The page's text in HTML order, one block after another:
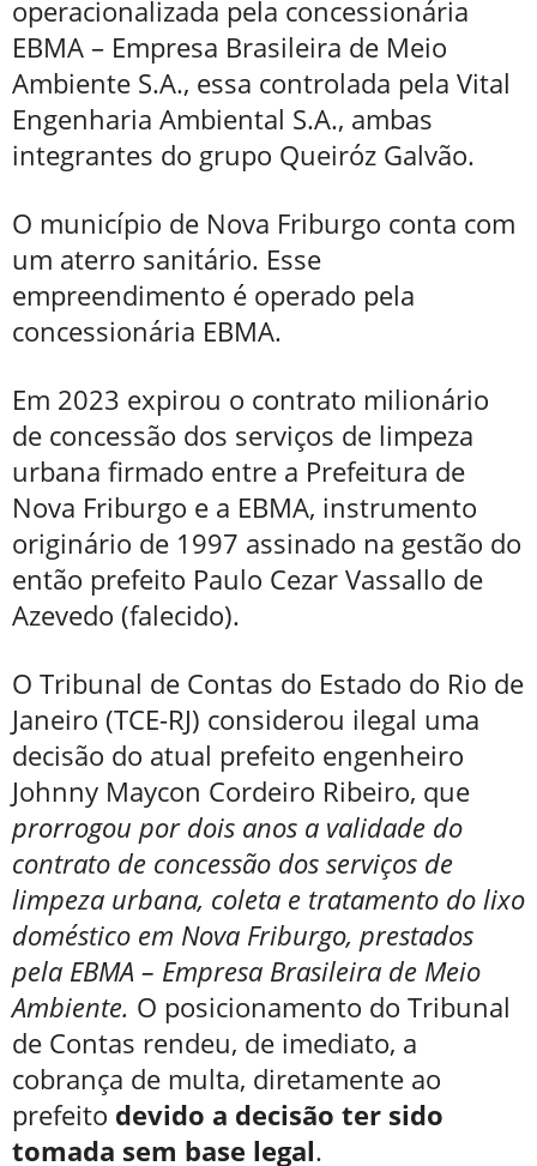
operacionalizada pela concessionária
EBMA – Empresa Brasileira de Meio
Ambiente S.A., essa controlada pela Vital
Engenharia Ambiental S.A., ambas
integrantes do grupo Queiróz Galvão.
O município de Nova Friburgo conta com
um aterro sanitário. Esse
empreendimento é operado pela
concessionária EBMA.
Em 2023 expirou o contrato milionário
de concessão dos serviços de limpeza
urbana firmado entre a Prefeitura de
Nova Friburgo e a EBMA, instrumento
originário de 1997 assinado na gestão do
então prefeito Paulo Cezar Vassallo de
Azevedo (falecido).
O Tribunal de Contas do Estado do Rio de
Janeiro (TCE-RJ) considerou ilegal uma
decisão do atual prefeito engenheiro
Johnny Maycon Cordeiro Ribeiro, que
prorrogou por dois anos a validade do
contrato de concessão dos serviços de
limpeza urbana, coleta e tratamento do lixo
doméstico em Nova Friburgo, prestados
pela EBMA – Empresa Brasileira de Meio
Ambiente. O posicionamento do Tribunal
de Contas rendeu, de imediato, a
cobrança de multa, diretamente ao
prefeito devido a decisão ter sido
tomada sem base legal.